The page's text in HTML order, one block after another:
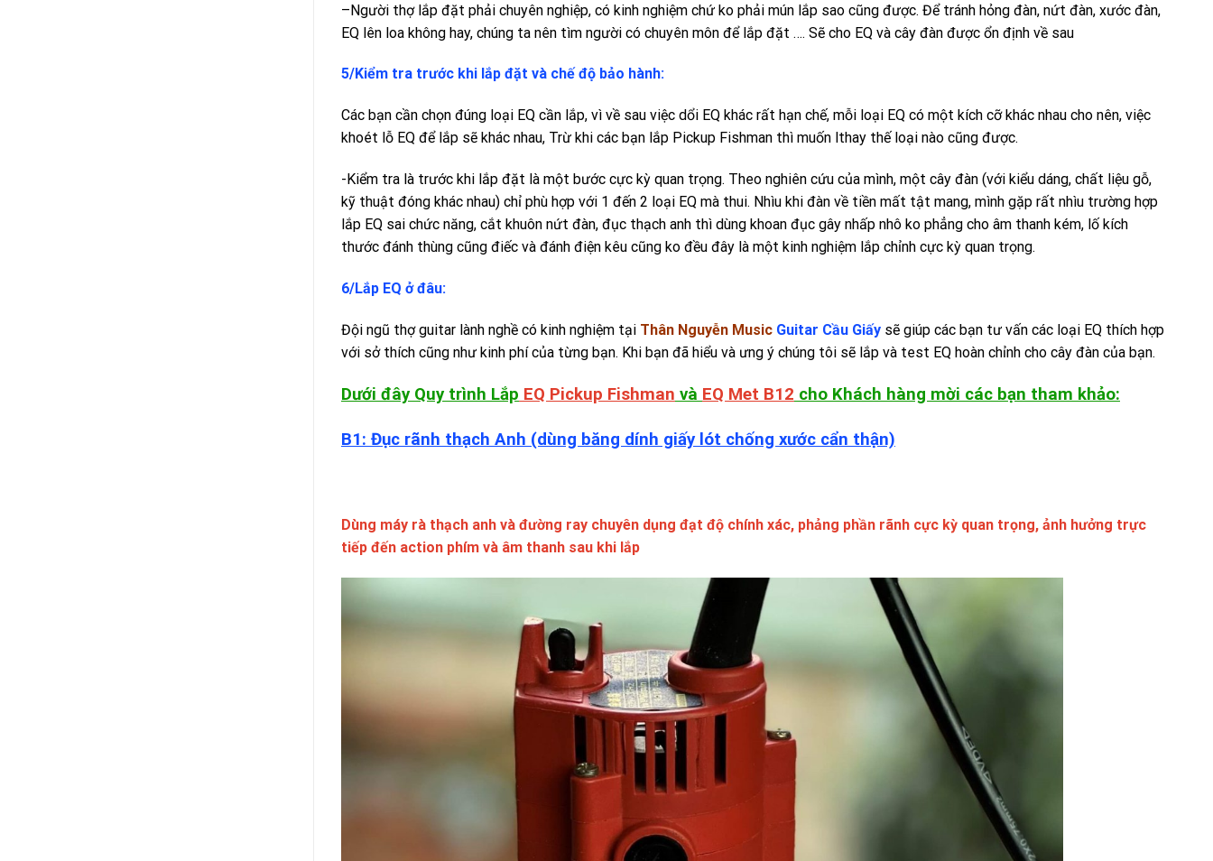
–Người thợ lắp đặt phải chuyên nghiệp, có kinh nghiệm chứ ko phải mún lắp sao cũng được. Để tránh hỏng đàn, nứt đàn, xước đàn,
EQ lên loa không hay, chúng ta nên tìm người có chuyên môn để lắp đặt …. Sẽ cho EQ và cây đàn được ổn định về sau
5/Kiểm tra trước khi lắp đặt và chế độ bảo hành:
Các bạn cần chọn đúng loại EQ cần lắp, vì về sau việc dổi EQ khác rất hạn chế, mỗi loại EQ có một kích cỡ khác nhau cho nên, việc
khoét lỗ EQ để lắp sẽ khác nhau, Trừ khi các bạn lắp Pickup Fishman thì muốn lthay thế loại nào cũng được.
-Kiểm tra là trước khi lắp đặt là một bước cực kỳ quan trọng. Theo nghiên cứu của mình, một cây đàn (với kiểu dáng, chất liệu gỗ,
kỹ thuật đóng khác nhau) chỉ phù hợp với 1 đến 2 loại EQ mà thui. Nhìu khi đàn về tiền mất tật mang, mình gặp rất nhìu trường hợp
lắp EQ sai chức năng, cắt khuôn nứt đàn, đục thạch anh thì dùng khoan đục gây nhấp nhô ko phẳng cho âm thanh kém, lố kích
thước đánh thùng cũng điếc và đánh điện kêu cũng ko đều đây là một kinh nghiệm lắp chỉnh cực kỳ quan trọng.
6/Lắp EQ ở đâu:
Đội ngũ thợ guitar lành nghề có kinh nghiệm tại Thân Nguyễn Music Guitar Cầu Giấy sẽ giúp các bạn tư vấn các loại EQ thích hợp
với sở thích cũng như kinh phí của từng bạn. Khi bạn đã hiểu và ưng ý chúng tôi sẽ lắp và test EQ hoàn chỉnh cho cây đàn của bạn.
Dưới đây Quy trình Lắp EQ Pickup Fishman và EQ Met B12 cho Khách hàng mời các bạn tham khảo:
B1: Đục rãnh thạch Anh (dùng băng dính giấy lót chống xước cẩn thận)
Dùng máy rà thạch anh và đường ray chuyên dụng đạt độ chính xác, phảng phần rãnh cực kỳ quan trọng, ảnh hưởng trực
tiếp đến action phím và âm thanh sau khi lắp